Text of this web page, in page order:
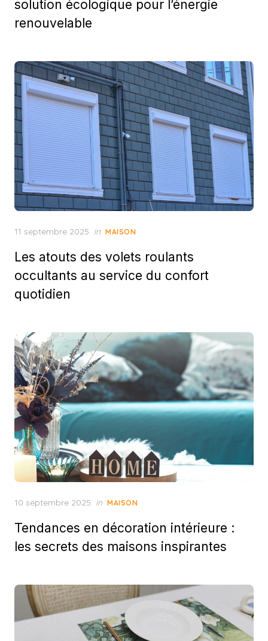
solution écologique pour l’énergie
renouvelable
Posted
11 septembre 2025 in MAISON
Les atouts des volets roulants
occultants au service du confort
quotidien
Posted
10 septembre 2025 in MAISON
Tendances en décoration intérieure :
les secrets des maisons inspirantes